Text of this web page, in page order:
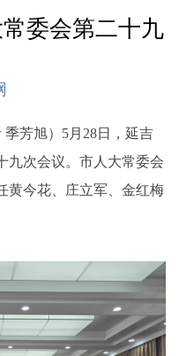
委会第二十九
芳旭）5月28日，延吉
九次会议。市人大常委会
黄今花、庄立军、金红梅